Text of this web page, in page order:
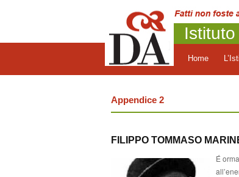
Home
Appendice 2
FILIPPO TOMMASO
É